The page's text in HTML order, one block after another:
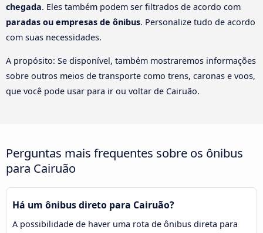
chegada. Eles também podem ser filtrados de acordo com
paradas ou empresas de ônibus. Personalize tudo de acordo
com suas necessidades.
A propósito: Se disponível, também mostraremos informações
sobre outros meios de transporte como trens, caronas e voos,
que você pode usar para ir ou voltar de Cairuão.
Perguntas mais frequentes sobre os ônibus
para Cairuão
Há um ônibus direto para Cairuão?
A possibilidade de haver uma rota de ônibus direta para